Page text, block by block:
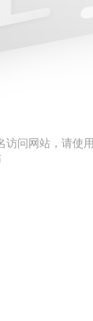
访问网站，请使用